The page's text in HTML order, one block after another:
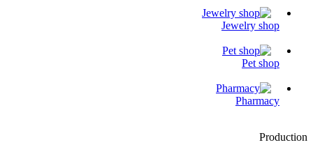
Jewelry shop
Pet shop
Pharmacy
Production